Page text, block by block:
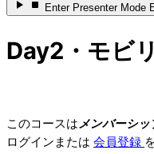
Enter Presenter Mode
Day2・モビ
このコースはメンバーシッ
ログインまたは 会員登録